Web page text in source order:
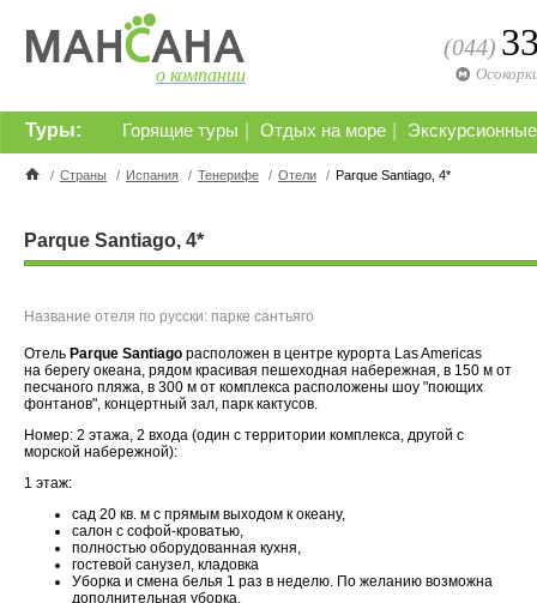
о компании
(044)
Горящие туры Отдых на море
Туры:
/ Страны / Испания / Тенерифе / Отели / Parque Santiago, 4*
Parque Santiago, 4*
Название отеля по русски: парке сантьяго
Отель Parque Santiago расположен в центре курорта Las Americas
на берегу океана, рядом красивая пешеходная набережная, в 150 м от
песчаного пляжа, в 300 м от комплекса расположены шоу "поющих
фонтанов", концертный зал, парк кактусов.
Номер: 2 этажа, 2 входа (один с территории комплекса, другой с
морской набережной):
1 этаж:
сад 20 кв. м с прямым выходом к океану,
салон с софой-кроватью,
полностью оборудованная кухня,
гостевой санузел, кладовка
Уборка и смена белья 1 раз в неделю. По желанию возможна
дополнительная уборка.